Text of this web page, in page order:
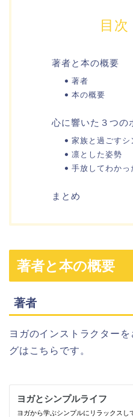
目次
著者と本の概要
著者
本の概要
心に響いた３つの
家族と過ごすシ
凛とした姿勢
手放してわかっ
まとめ
著者と本の概要
著者
ヨガのインストラクター
グはこちらです。